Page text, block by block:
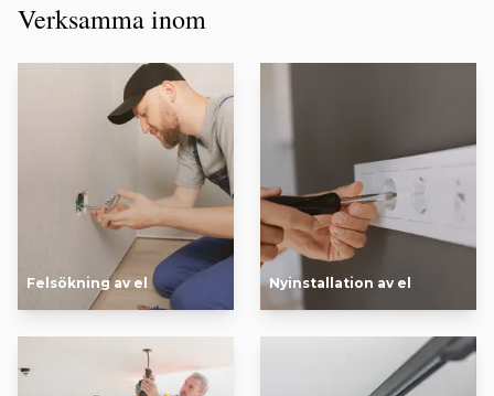
Verksamma inom
Felsökning av el Nyinstallation av el